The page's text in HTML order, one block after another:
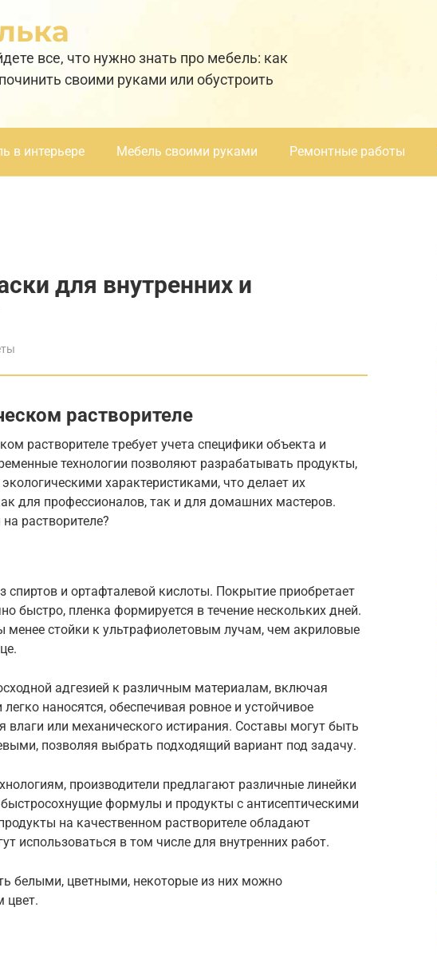
все, что нужно знать про мебель: как
своими руками или обустроить
в интерьере Мебель своими руками Ремонтные работы
для внутренних и
растворителе
растворителе требует учета специфики объекта и
технологии позволяют разрабатывать продукты,
характеристиками, что делает их
для профессионалов, так и для домашних мастеров.
растворителе?
спиртов и ортафталевой кислоты. Покрытие приобретает
быстро, пленка формируется в течение нескольких дней.
менее стойки к ультрафиолетовым лучам, чем акриловые
адгезией к различным материалам, включая
наносятся, обеспечивая ровное и устойчивое
влаги или механического истирания. Составы могут быть
позволяя выбрать подходящий вариант под задачу.
производители предлагают различные линейки
формулы и продукты с антисептическими
на качественном растворителе обладают
использоваться в том числе для внутренних работ.
белыми, цветными, некоторые из них можно
цвет.